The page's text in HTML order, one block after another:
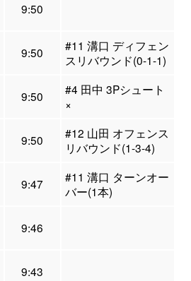
9:50
9:50
#11 溝口 ディフェン
スリバウンド(0-1-1)
9:50
#4 田中 3Pシュート
×
9:50
#12 山田 オフェンス
リバウンド(1-3-4)
9:47
#11 溝口 ターンオー
バー(1本)
9:46
9:43